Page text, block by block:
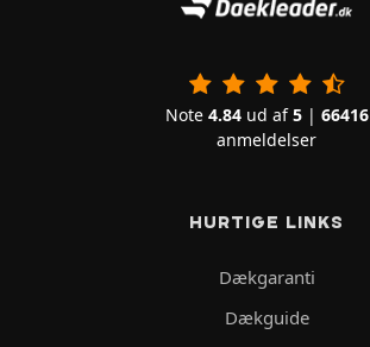
Note 4.84ud af5| 66416
anmeldelser
HURTIGE LINKS
Dækgaranti
Dækguide